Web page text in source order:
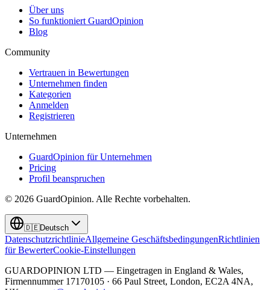
Über uns
So funktioniert GuardOpinion
Blog
Community
Vertrauen in Bewertungen
Unternehmen finden
Kategorien
Anmelden
Registrieren
Unternehmen
GuardOpinion für Unternehmen
Pricing
Profil beanspruchen
© 2026 GuardOpinion. Alle Rechte vorbehalten.
🇩🇪Deutsch
DatenschutzrichtlinieAllgemeine GeschäftsbedingungenRichtlinien
für BewerterCookie-Einstellungen
GUARDOPINION LTD — Eingetragen in England & Wales,
Firmennummer 17170105 · 66 Paul Street, London, EC2A 4NA,